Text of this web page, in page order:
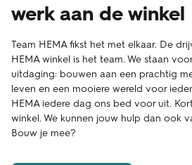
werk aan de winkel
Team HEMA fikst het met elkaar. De
HEMA winkel is het team. We staan
uitdaging: bouwen aan een prachtig
leven en een mooiere wereld voor
HEMA iedere dag ons bed voor uit.
winkel. We kunnen jouw hulp dan ook
Bouw je mee?